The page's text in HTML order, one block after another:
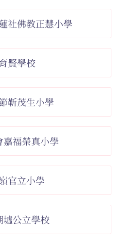
社佛教正慧小學
賢學校
靳茂生小學
嘉福榮真小學
官立小學
墟公立學校